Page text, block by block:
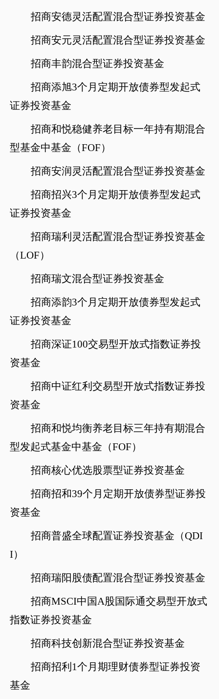
招商安德灵活配置混合型证券投资基金
招商安元灵活配置混合型证券投资基金
招商丰韵混合型证券投资基金
招商添旭3个月定期开放债券型发起式
证券投资基金
招商和悦稳健养老目标一年持有期混合
型基金中基金（FOF）
招商安润灵活配置混合型证券投资基金
招商招兴3个月定期开放债券型发起式
证券投资基金
招商瑞利灵活配置混合型证券投资基金
（LOF）
招商瑞文混合型证券投资基金
招商添韵3个月定期开放债券型发起式
证券投资基金
招商深证100交易型开放式指数证券投
资基金
招商中证红利交易型开放式指数证券投
资基金
招商和悦均衡养老目标三年持有期混合
型发起式基金中基金（FOF）
招商核心优选股票型证券投资基金
招商招和39个月定期开放债券型证券投
资基金
招商普盛全球配置证券投资基金（QDI
I）
招商瑞阳股债配置混合型证券投资基金
招商MSCI中国A股国际通交易型开放式
指数证券投资基金
招商科技创新混合型证券投资基金
招商招利 1个月期理财债券型证券投资
基金